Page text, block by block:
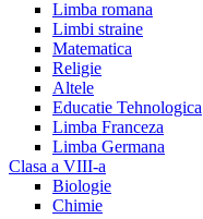
Limba romana
Limbi straine
Matematica
Religie
Altele
Educatie Tehnologica
Limba Franceza
Limba Germana
Clasa a VIII-a
Biologie
Chimie